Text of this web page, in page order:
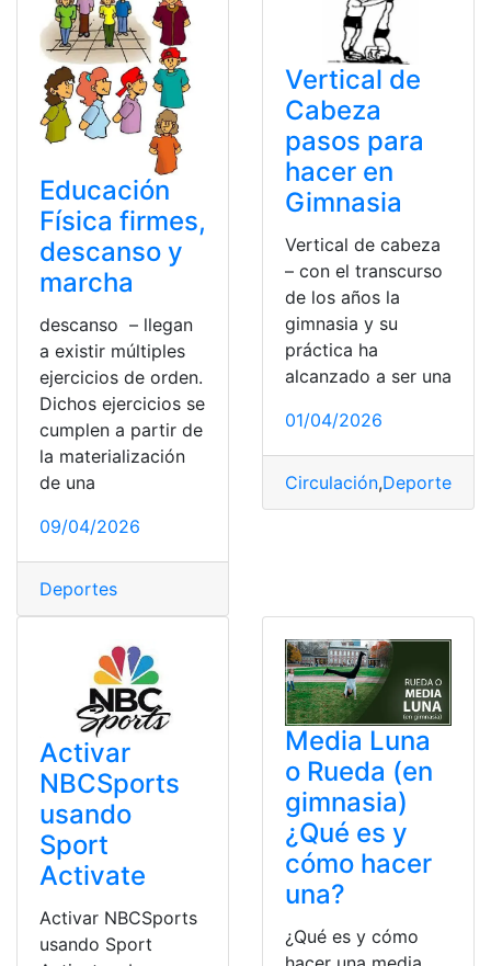
Educación
Física firmes,
descanso y
marcha
descanso – llegan
a existir múltiples
ejercicios de orden.
Dichos ejercicios se
cumplen a partir de
la materialización
de una
09/04/2026
Deportes
Vertical de
Cabeza
pasos para
hacer en
Gimnasia
Vertical de cabeza
– con el transcurso
de los años la
gimnasia y su
práctica ha
alcanzado a ser una
01/04/2026
Circulación,Deportes
Activar
NBCSports
usando
Sport
Activate
Activar NBCSports
usando Sport
Media Luna
o Rueda (en
gimnasia)
¿Qué es y
cómo hacer
una?
¿Qué es y cómo